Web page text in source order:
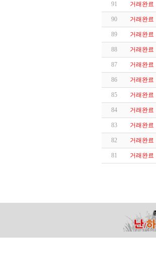
91 거래완료
90 거래완료
89 거래완료
88 거래완료
87 거래완료
86 거래완료
85 거래완료
84 거래완료
83 거래완료
82 거래완료
81 거래완료